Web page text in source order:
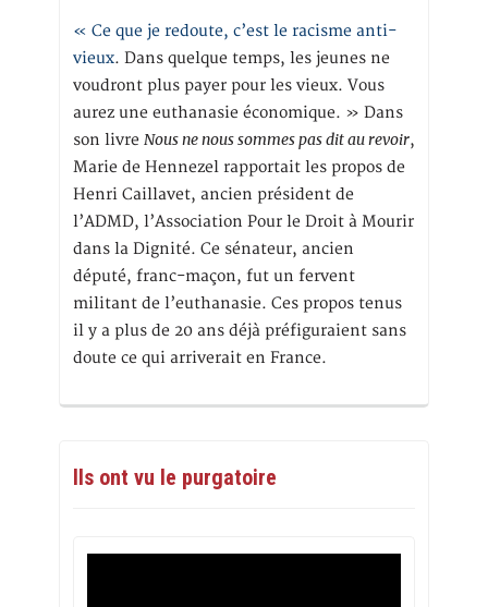
« Ce que je redoute, c’est le racisme anti-
vieux. Dans quelque temps, les jeunes ne
voudront plus payer pour les vieux. Vous
aurez une euthanasie économique. » Dans
son livre Nous ne nous sommes pas dit au revoir,
Marie de Hennezel rapportait les propos de
Henri Caillavet, ancien président de
l’ADMD, l’Association Pour le Droit à Mourir
dans la Dignité. Ce sénateur, ancien
député, franc-maçon, fut un fervent
militant de l’euthanasie. Ces propos tenus
il y a plus de 20 ans déjà préfiguraient sans
doute ce qui arriverait en France.
Ils ont vu le purgatoire